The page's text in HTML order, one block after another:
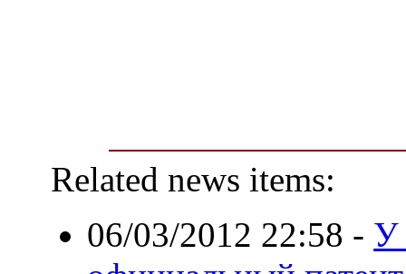
Related news items:
06/03/2012 22:58 - У